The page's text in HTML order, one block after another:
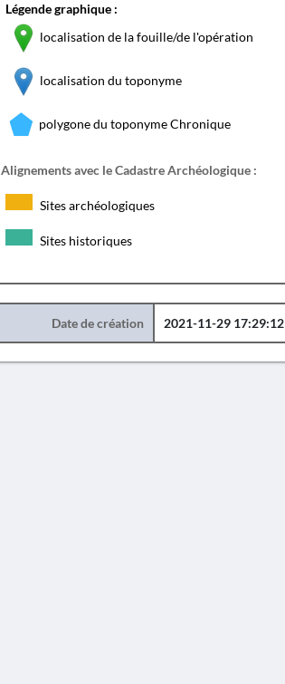
Légende graphique :
localisation de la fouille/de l'opération
localisation du toponyme
polygone du toponyme Chronique
Alignements avec le Cadastre Archéologique :
Sites archéologiques
Sites historiques
Date de création 2021-11-29 17:29:12